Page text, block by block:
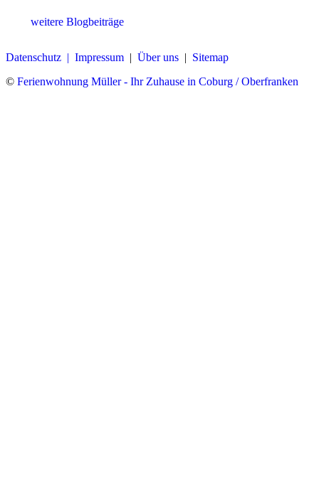
weitere Blogbeiträge
Datenschutz | Impressum | Über uns | Sitemap
© Ferienwohnung Müller - Ihr Zuhause in Coburg / Oberfranken